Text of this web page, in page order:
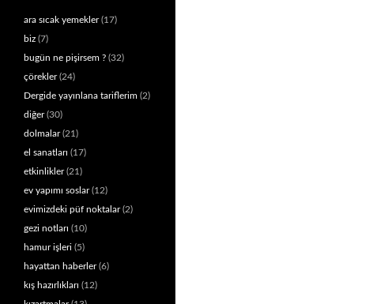
ara sıcak yemekler(17)
biz (7)
bugün ne pişirsem ? (32)
çörekler(24)
Dergide yayınlana tariflerim (2)
diğer(30)
dolmalar(21)
el sanatları (17)
etkinlikler(21)
ev yapımı soslar(12)
evimizdeki püf noktalar(2)
gezi notları (10)
hamur işleri (5)
hayattan haberler(6)
kış hazırlıkları (12)